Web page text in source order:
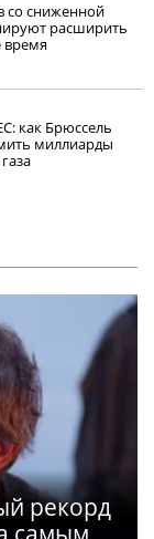
со сниженной
расширить
время
как Брюссель
миллиарды
рекорд